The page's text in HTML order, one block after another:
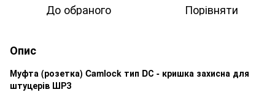
До обраного Порівняти
Опис
Муфта (розетка) Camlock тип DС - кришка захисна для
штуцерів ШРЗ